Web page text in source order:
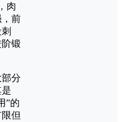
肉
，前
锻
部分
”的
但